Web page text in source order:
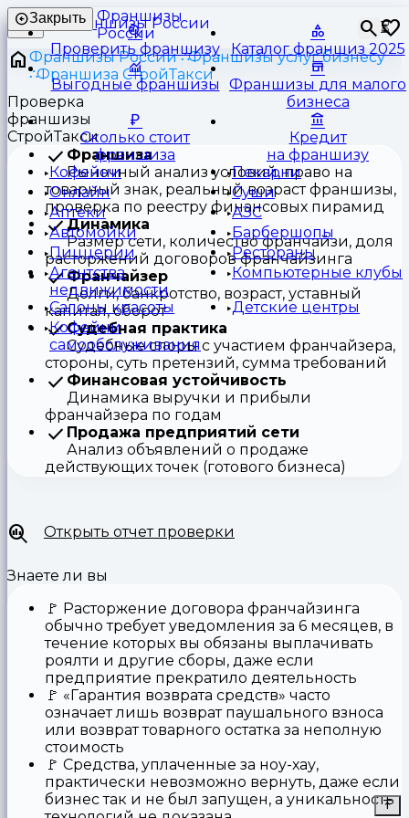
Франшизы
России
⏳
Закрыть
Проверить франшизу Каталог франшиз 2025
Выгодные франшизы
Франшизы для малого
бизнеса
Сколько стоит
франшиза
Кредит
на франшизу
Кофейни
Пекарни
Онлайн
Суши
Аптеки
АЗС
Автомойки
Барбершопы
Пиццерии
Рестораны
Агентства
недвижимости
Компьютерные клубы
Салоны красоты
Детские центры
Кофейни
самообслуживания
Франшизы России
Франшизы услуг бизнесу
Франшиза СтройТакси
Проверка
франшизы
СтройТакси
Франшиза
Рыночный анализ условий, право на
товарный знак, реальный возраст франшизы,
проверка по реестру финансовых пирамид
Динамика
Размер сети, количество франчайзи, доля
расторжений договоров франчайзинга
Франчайзер
Долги, банкротство, возраст, уставный
капитал, оборот
Судебная практика
Судебные споры с участием франчайзера,
стороны, суть претензий, сумма требований
Финансовая устойчивость
Динамика выручки и прибыли
франчайзера по годам
Продажа предприятий сети
Анализ объявлений о продаже
действующих точек (готового бизнеса)
Открыть отчет проверки
Знаете ли вы
🚩 Расторжение договора франчайзинга
обычно требует уведомления за 6 месяцев, в
течение которых вы обязаны выплачивать
роялти и другие сборы, даже если
предприятие прекратило деятельность
🚩 «Гарантия возврата средств» часто
означает лишь возврат паушального взноса
или возврат товарного остатка за неполную
стоимость
🚩 Средства, уплаченные за ноу-хау,
практически невозможно вернуть, даже если
бизнес так и не был запущен, а уникальность